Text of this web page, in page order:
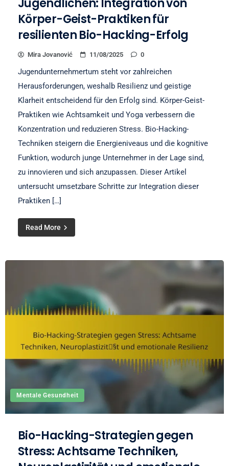
Jugendlichen: Integration von
Körper-Geist-Praktiken für
resilienten Bio-Hacking-Erfolg
Mira Jovanović 11/08/2025 0
Jugendunternehmertum steht vor zahlreichen
Herausforderungen, weshalb Resilienz und geistige
Klarheit entscheidend für den Erfolg sind. Körper-Geist-
Praktiken wie Achtsamkeit und Yoga verbessern die
Konzentration und reduzieren Stress. Bio-Hacking-
Techniken steigern die Energieniveaus und die kognitive
Funktion, wodurch junge Unternehmer in der Lage sind,
zu innovieren und sich anzupassen. Dieser Artikel
untersucht umsetzbare Schritte zur Integration dieser
Praktiken […]
Read More
Mentale Gesundheit
Bio-Hacking-Strategien gegen
Stress: Achtsame Techniken,